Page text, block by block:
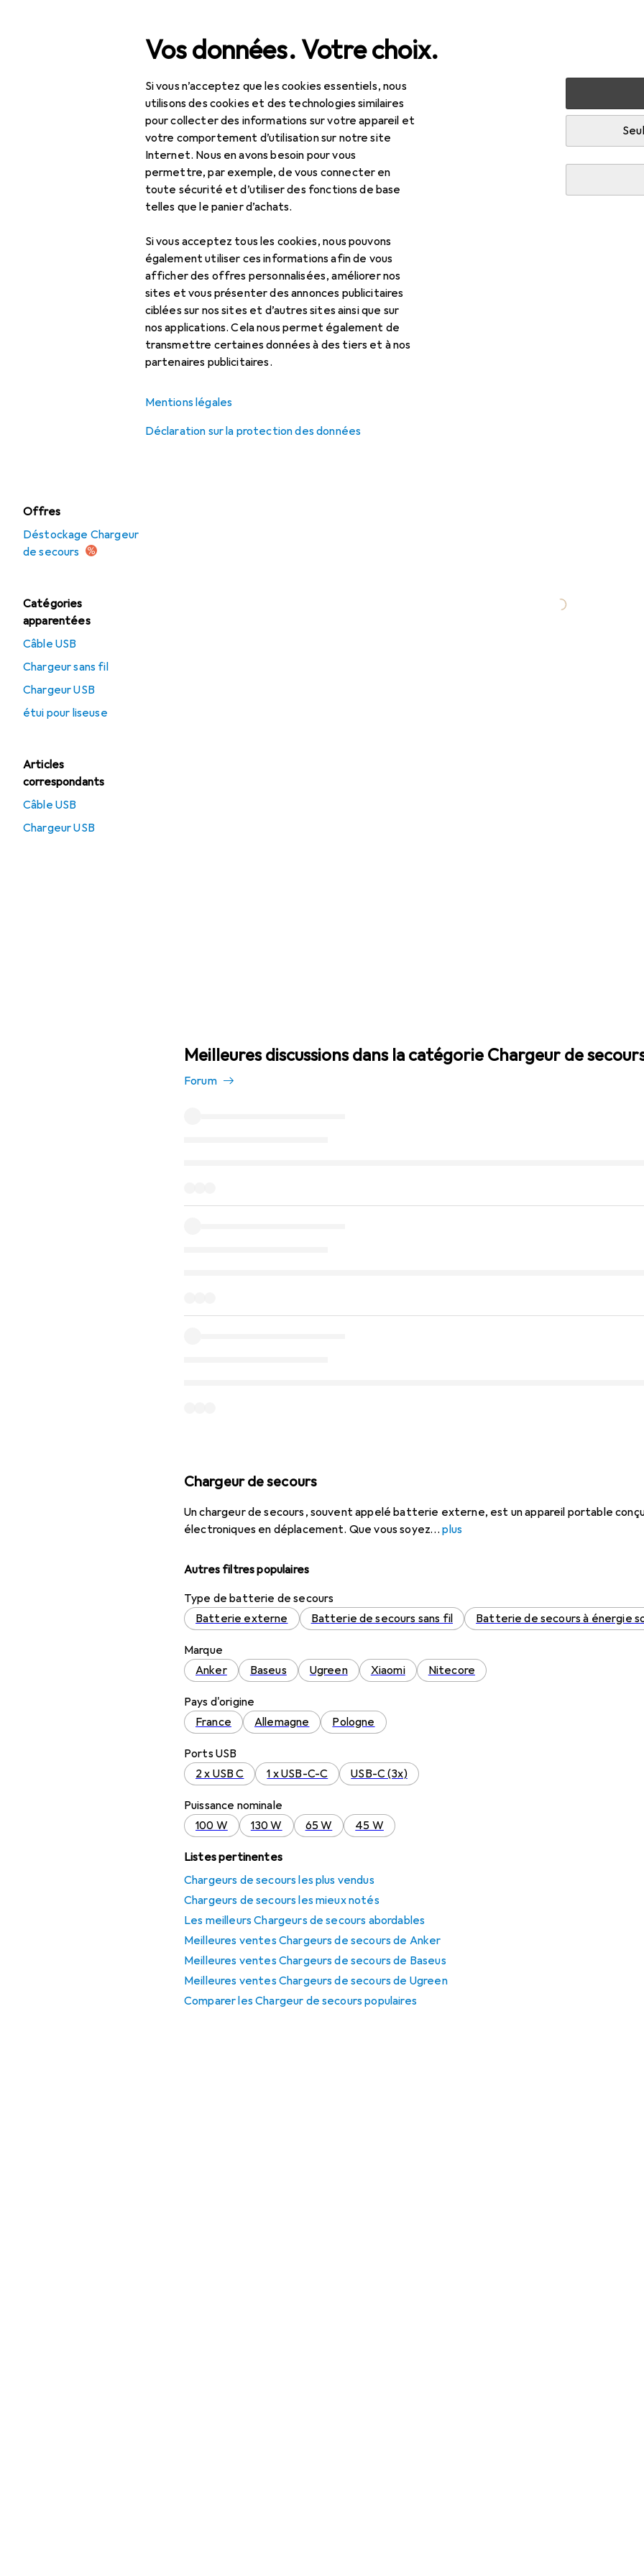
Vos données. Votre choix.
Si vous n’acceptez que les cookies essentiels, nous
utilisons des cookies et des technologies similaires
pour collecter des informations sur votre appareil et
votre comportement d’utilisation sur notre site
Internet. Nous en avons besoin pour vous
permettre, par exemple, de vous connecter en
toute sécurité et d’utiliser des fonctions de base
telles que le panier d’achats.
Si vous acceptez tous les cookies, nous pouvons
également utiliser ces informations afin de vous
afficher des offres personnalisées, améliorer nos
sites et vous présenter des annonces publicitaires
ciblées sur nos sites et d’autres sites ainsi que sur
nos applications. Cela nous permet également de
transmettre certaines données à des tiers et à nos
partenaires publicitaires.
Mentions légales
Déclaration sur la protection des données
Recherche
Offres
Déstockage Chargeur
de secours
Catégories
apparentées
Câble USB
Chargeur sans fil
Chargeur USB
étui pour liseuse
Articles
correspondants
Câble USB
Chargeur USB
Tout l'assortiment IT + multimédia Périphériques
Chargeur de secours · Batterie externe
ProduitsForum
Meilleures discussions dans la catégorie Chargeur de
Forum
Chargeur de secours
Un chargeur de secours, souvent appelé batterie externe, est un appareil portable
électroniques en déplacement. Que vous soyez
plus
Autres filtres populaires
Type de batterie de secours
Batterie externe
Batterie de secours sans fil Batterie de secours à énergie
Marque
Anker
Baseus Ugreen Xiaomi Nitecore
Pays d'origine
France
Allemagne Pologne
Ports USB
2 x USB C
1 x USB-C-C USB-C (3x)
Puissance nominale
100 W
130 W 65 W 45 W
Listes pertinentes
Chargeurs de secours les plus vendus
Chargeurs de secours les mieux notés
Les meilleurs Chargeurs de secours abordables
Meilleures ventes Chargeurs de secours de Anker
Meilleures ventes Chargeurs de secours de Baseus
Meilleures ventes Chargeurs de secours de Ugreen
Comparer les Chargeur de secours populaires